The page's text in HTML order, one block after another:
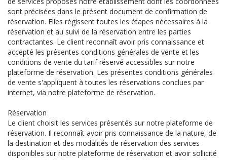
sont précisées dans le présent document de confirmation de
réservation. Elles régissent toutes les étapes nécessaires à la
réservation et au suivi de la réservation entre les parties
contractantes. Le client reconnaît avoir pris connaissance et
accepté les présentes conditions générales de vente et les
conditions de vente du tarif réservé accessibles sur notre
plateforme de réservation. Les présentes conditions générales
de vente s'appliquent à toutes les réservations conclues par
internet, via notre plateforme de réservation.
Réservation
Le client choisit les services présentés sur notre plateforme de
réservation. Il reconnaît avoir pris connaissance de la nature, de
la destination et des modalités de réservation des services
disponibles sur notre plateforme de réservation et avoir sollicité